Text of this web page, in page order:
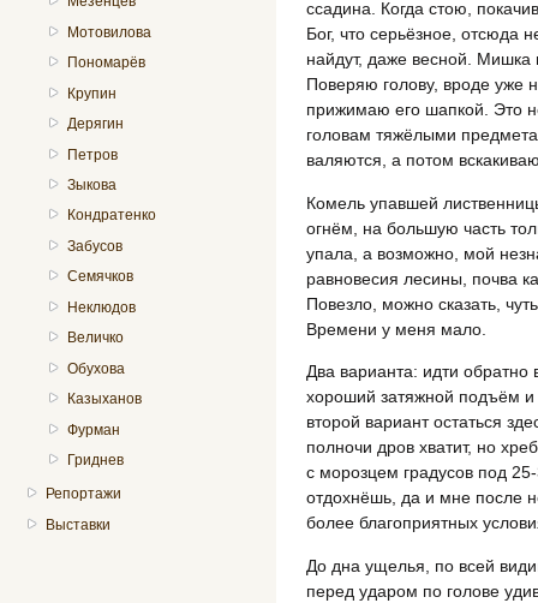
Мотовилова
Пономарёв
Крупин
Дерягин
Петров
Зыкова
Кондратенко
Забусов
Семячков
Неклюдов
Величко
Обухова
Казыханов
Фурман
Гриднев
Репортажи
Выставки
ссадина. Когда стою,
Бог, что серьёзное, отсюда
найдут, даже весной. Мишка
Поверяю голову, вроде уже
прижимаю его шапкой. Это
головам тяжёлыми
валяются, а потом
Комель упавшей
огнём, на большую часть
упала, а возможно, мой
равновесия лесины, почва
Повезло, можно сказать,
Времени у меня мало.
Два варианта: идти обратно
хороший затяжной подъём и
второй вариант остаться
полночи дров хватит, но
с морозцем градусов под
отдохнёшь, да и мне после
более благоприятных
До дна ущелья, по всей
перед ударом по голове